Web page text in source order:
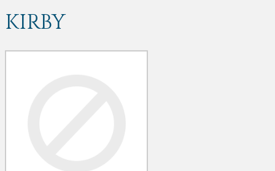
KIRBY